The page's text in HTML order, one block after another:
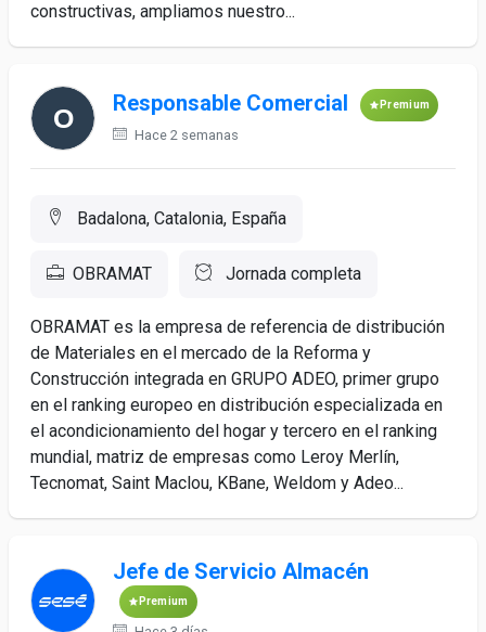
constructivas, ampliamos nuestro...
Responsable Comercial Premium
Hace 2 semanas
Badalona, Catalonia, España
OBRAMAT Jornada completa
OBRAMAT es la empresa de referencia de distribución
de Materiales en el mercado de la Reforma y
Construcción integrada en GRUPO ADEO, primer grupo
en el ranking europeo en distribución especializada en
el acondicionamiento del hogar y tercero en el ranking
mundial, matriz de empresas como Leroy Merlín,
Tecnomat, Saint Maclou, KBane, Weldom y Adeo...
Jefe de Servicio Almacén
Premium